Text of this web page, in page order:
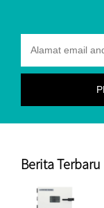
Berita Terbaru